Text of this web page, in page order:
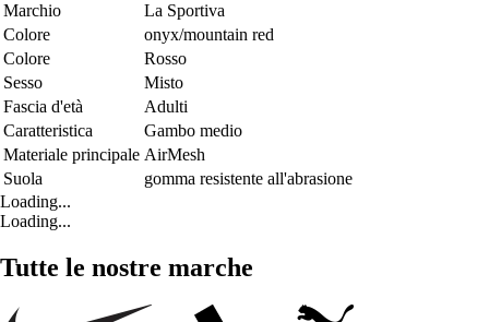
Marchio
La Sportiva
Colore
onyx/mountain red
Colore
Rosso
Sesso
Misto
Fascia d'età
Adulti
Caratteristica
Gambo medio
Materiale principale AirMesh
Suola
gomma resistente all'abrasione
Loading...
Loading...
Tutte le nostre marche